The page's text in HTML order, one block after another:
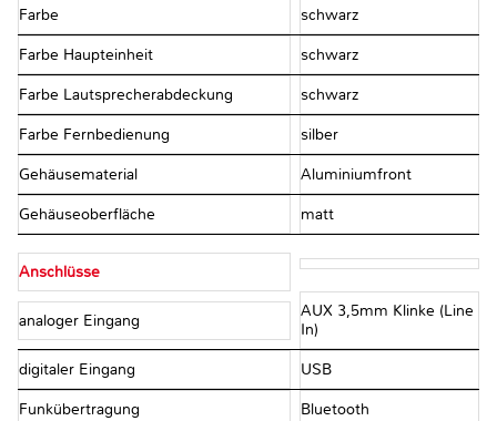
Farbe schwarz
Farbe Haupteinheit schwarz
Farbe Lautsprecherabdeckung schwarz
Farbe Fernbedienung silber
Gehäusematerial Aluminiumfront
Gehäuseoberfläche matt
Anschlüsse
analoger Eingang
AUX 3,5mm Klinke (Line
In)
digitaler Eingang USB
Funkübertragung Bluetooth